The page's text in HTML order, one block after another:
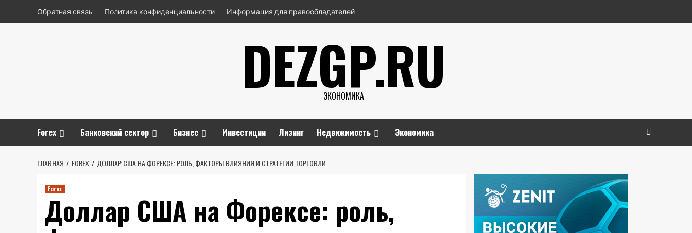
Обратная связь Политика конфиденциальности Информация для правообладателей
DEZGP.RU
ЭКОНОМИКА
Forex Банковский сектор Бизнес Инвестиции Лизинг Недвижимость Экономика
ГЛАВНАЯ FOREX ДОЛЛАР США НА ФОРЕКСЕ: РОЛЬ, ФАКТОРЫ ВЛИЯНИЯ И СТРАТЕГИИ ТОРГОВЛИ
Forex
Доллар США на Форексе: роль,